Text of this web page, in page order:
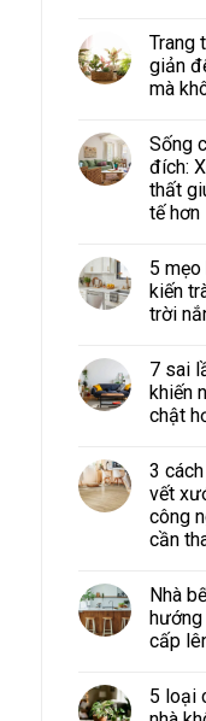
Trang
giản
mà
Sống
đích:
thất
tế hơn
5 mẹo
kiến
trời
7 sai
khiến
chật
3
vết
công
cần
Nhà
cấp
5 loại